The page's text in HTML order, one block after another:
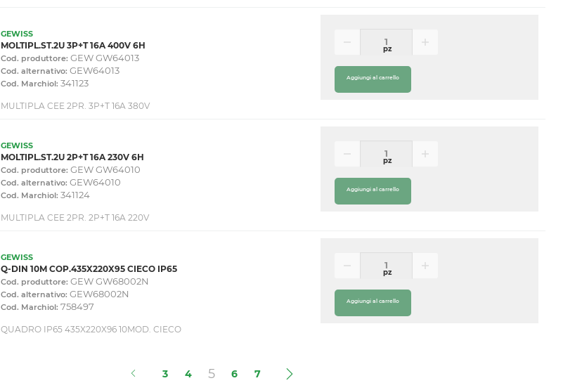
GEWISS
MOLTIPL.ST.2U 3P+T 16A 400V 6H
Cod. produttore: GEW GW64013
Cod. alternativo: GEW64013
Cod. Marchiol: 341123
MULTIPLA CEE 2PR. 3P+T 16A 380V
pz
Aggiungi al carrello
GEWISS
MOLTIPL.ST.2U 2P+T 16A 230V 6H
Cod. produttore: GEW GW64010
Cod. alternativo: GEW64010
Cod. Marchiol: 341124
MULTIPLA CEE 2PR. 2P+T 16A 220V
pz
Aggiungi al carrello
GEWISS
Q-DIN 10M COP.435X220X95 CIECO IP65
Cod. produttore: GEW GW68002N
Cod. alternativo: GEW68002N
Cod. Marchiol: 758497
QUADRO IP65 435X220X96 10MOD. CIECO
pz
Aggiungi al carrello
3 4 5(current)
6 7